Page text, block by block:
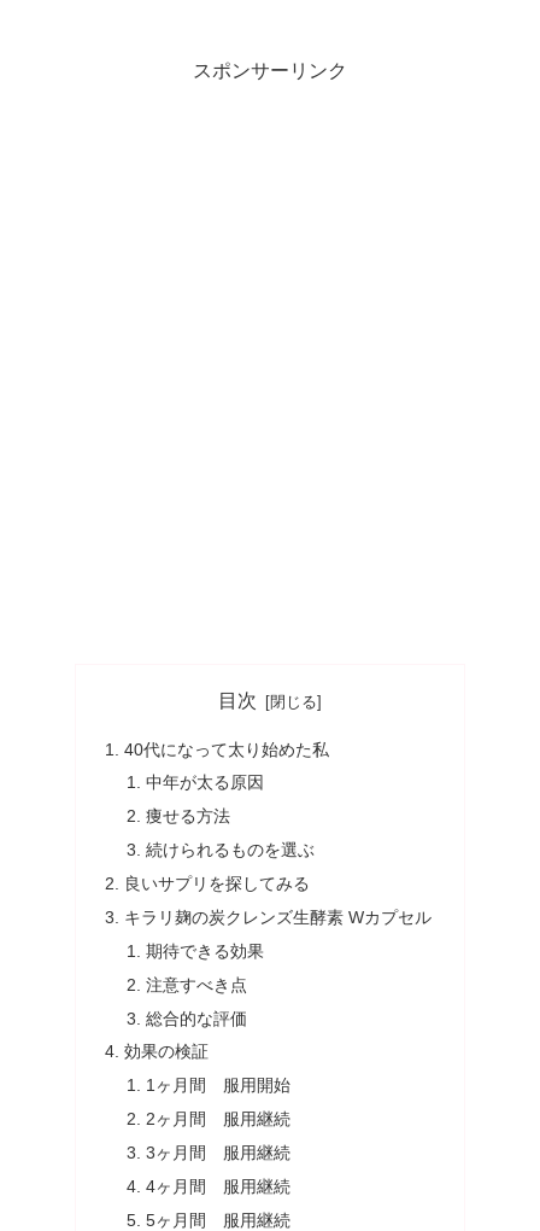
スポンサーリンク
目次
40代になって太り始めた私
中年が太る原因
痩せる方法
続けられるものを選ぶ
良いサプリを探してみる
キラリ麹の炭クレンズ生酵素 Wカプセル
期待できる効果
注意すべき点
総合的な評価
効果の検証
1ヶ月間 服用開始
2ヶ月間 服用継続
3ヶ月間 服用継続
4ヶ月間 服用継続
5ヶ月間 服用継続